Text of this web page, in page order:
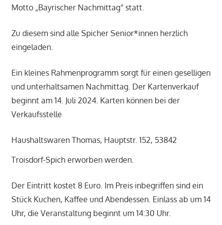
Motto „Bayrischer Nachmittag“ statt.
Zu diesem sind alle Spicher Senior*innen herzlich
eingeladen.
Ein kleines Rahmenprogramm sorgt für einen geselligen
und unterhaltsamen Nachmittag. Der Kartenverkauf
beginnt am 14. Juli 2024. Karten können bei der
Verkaufsstelle
Haushaltswaren Thomas, Hauptstr. 152, 53842
Troisdorf-Spich erworben werden.
Der Eintritt kostet 8 Euro. Im Preis inbegriffen sind ein
Stück Kuchen, Kaffee und Abendessen. Einlass ab um 14
Uhr, die Veranstaltung beginnt um 14:30 Uhr.